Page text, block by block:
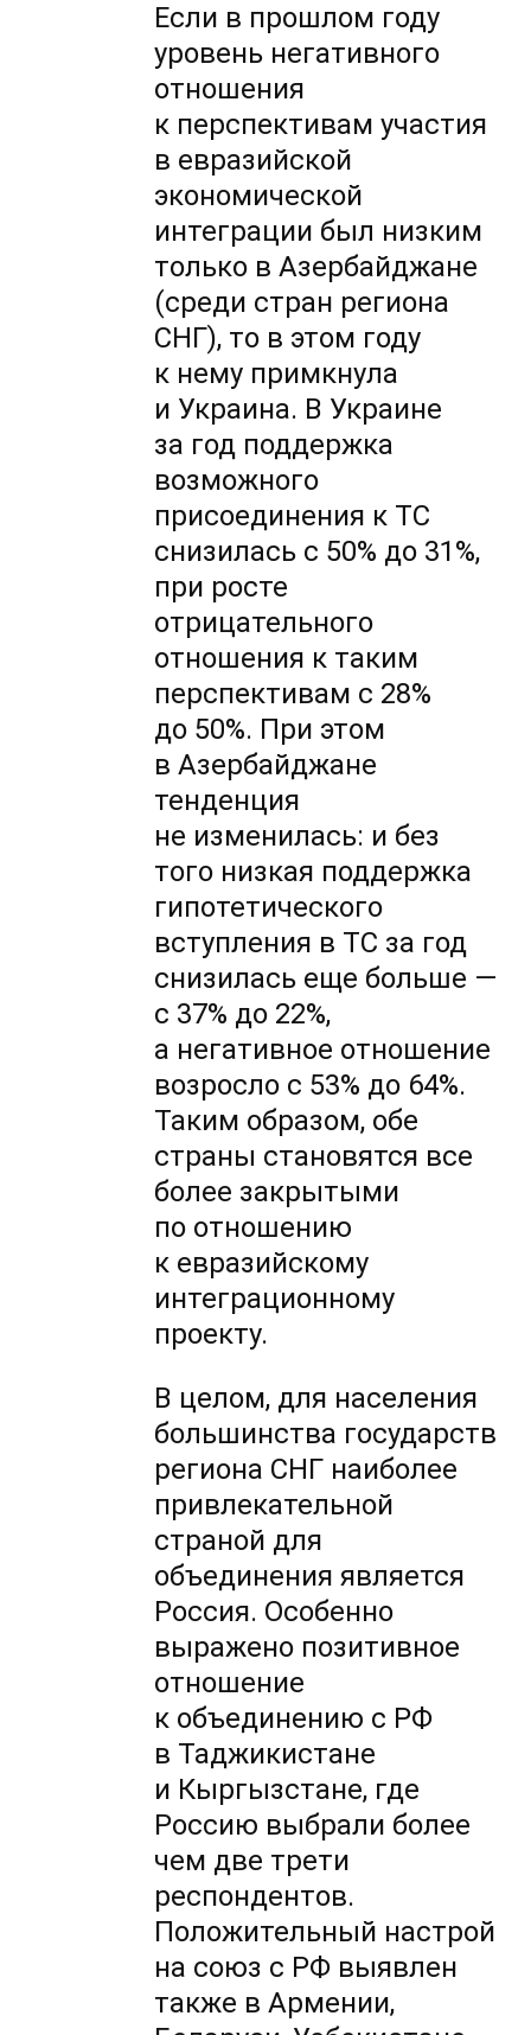
Если в прошлом году
уровень негативного
отношения
к перспективам участия
в евразийской
экономической
интеграции был низким
только в Азербайджане
(среди стран региона
СНГ), то в этом году
к нему примкнула
и Украина. В Украине
за год поддержка
возможного
присоединения к ТС
снизилась с 50% до 31%,
при росте
отрицательного
отношения к таким
перспективам с 28%
до 50%. При этом
в Азербайджане
тенденция
не изменилась: и без
того низкая поддержка
гипотетического
вступления в ТС за год
снизилась еще больше —
с 37% до 22%,
а негативное отношение
возросло с 53% до 64%.
Таким образом, обе
страны становятся все
более закрытыми
по отношению
к евразийскому
интеграционному
проекту.
В целом, для населения
большинства государств
региона СНГ наиболее
привлекательной
страной для
объединения является
Россия. Особенно
выражено позитивное
отношение
к объединению с РФ
в Таджикистане
и Кыргызстане, где
Россию выбрали более
чем две трети
респондентов.
Положительный настрой
на союз с РФ выявлен
также в Армении,